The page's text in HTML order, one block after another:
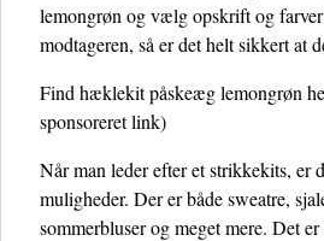
lemongrøn og vælg opskrift og farver
modtageren, så er det helt sikkert at
Find hæklekit påskeæg lemongrøn
sponsoreret link)
Når man leder efter et strikkekits, er
muligheder. Der er både sweatre,
sommerbluser og meget mere. Det